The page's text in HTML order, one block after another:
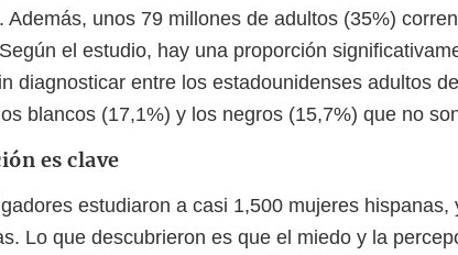
Además, unos 79 millones de adultos (35%)
el estudio, hay una proporción
diagnosticar entre los estadounidenses adultos
blancos (17,1%) y los negros (15,7%) que no
es clave
estudiaron a casi 1,500 mujeres
Lo que descubrieron es que el miedo y la